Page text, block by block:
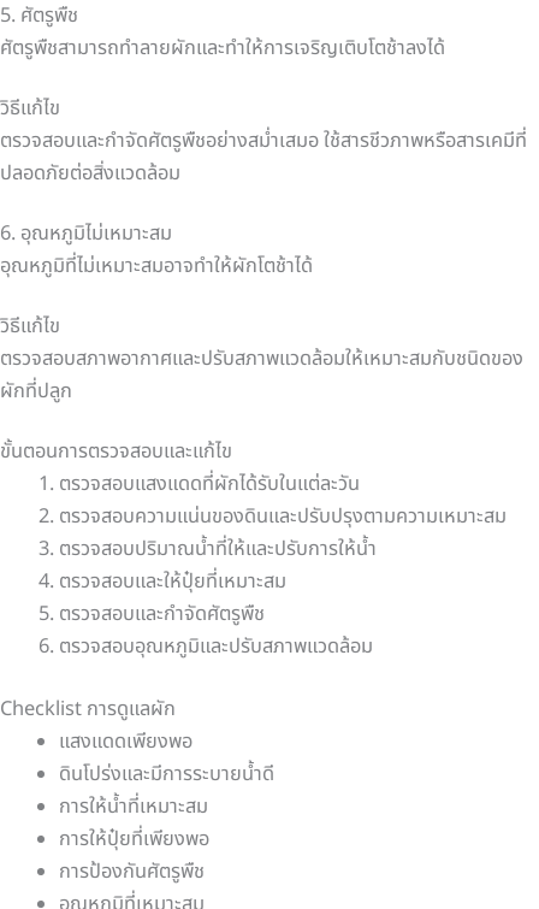
5. ศัตรูพืช
ศัตรูพืชสามารถทำลายผักและทำให้การเจริญเติบโตช้าลงได้
วิธีแก้ไข
ตรวจสอบและกำจัดศัตรูพืชอย่างสม่ำเสมอ ใช้สารชีวภาพหรือสารเคมีที่
ปลอดภัยต่อสิ่งแวดล้อม
6. อุณหภูมิไม่เหมาะสม
อุณหภูมิที่ไม่เหมาะสมอาจทำให้ผักโตช้าได้
วิธีแก้ไข
ตรวจสอบสภาพอากาศและปรับสภาพแวดล้อมให้เหมาะสมกับชนิดของ
ผักที่ปลูก
ขั้นตอนการตรวจสอบและแก้ไข
ตรวจสอบแสงแดดที่ผักได้รับในแต่ละวัน
ตรวจสอบความแน่นของดินและปรับปรุงตามความเหมาะสม
ตรวจสอบปริมาณน้ำที่ให้และปรับการให้น้ำ
ตรวจสอบและให้ปุ๋ยที่เหมาะสม
ตรวจสอบและกำจัดศัตรูพืช
ตรวจสอบอุณหภูมิและปรับสภาพแวดล้อม
Checklist การดูแลผัก
แสงแดดเพียงพอ
ดินโปร่งและมีการระบายน้ำดี
การให้น้ำที่เหมาะสม
การให้ปุ๋ยที่เพียงพอ
การป้องกันศัตรูพืช